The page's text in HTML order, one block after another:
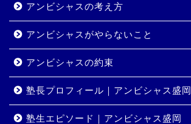
アンビシャスの考え方
アンビシャスがやらないこと
アンビシャスの約束
塾長プロフィール｜アンビシャス盛岡
塾生エピソード｜アンビシャス盛岡